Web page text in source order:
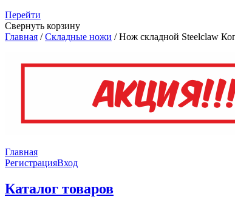
Перейти
Свернуть корзину
Главная /Складные ножи /Нож складной Steelclaw
Главная
РегистрацияВход
Каталог товаров